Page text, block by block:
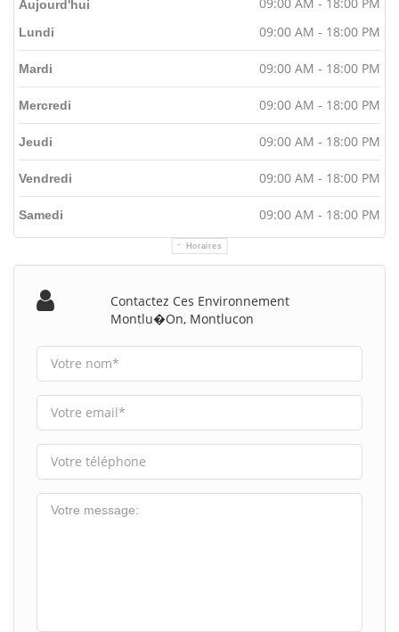
Aujourd'hui
Horaires
Lundi 09:00 AM - 18:00 PM
Mardi 09:00 AM - 18:00 PM
Mercredi 09:00 AM - 18:00 PM
Jeudi 09:00 AM - 18:00 PM
Vendredi 09:00 AM - 18:00 PM
Samedi 09:00 AM - 18:00 PM
Contactez Ces Environnement
Montlu�on, Montlucon